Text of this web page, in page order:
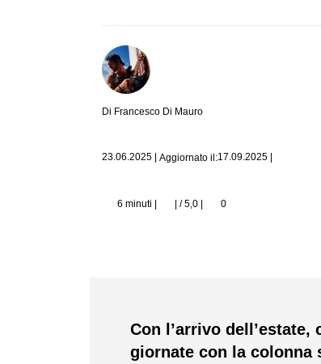
Di Francesco Di Mauro
23.06.2025 Aggiornato il:17.09.2025
6 minuti | | / 5,0 | 0
Con l’arrivo
giornate con la colonna